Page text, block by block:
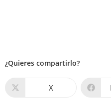
¿Quieres compartirlo?
X